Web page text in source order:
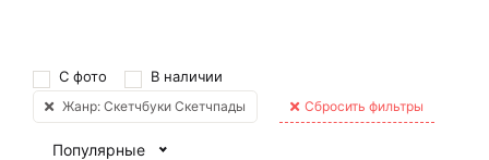
С фото В наличии
Жанр: Скетчбуки Скетчпады Сбросить фильтры
Популярные